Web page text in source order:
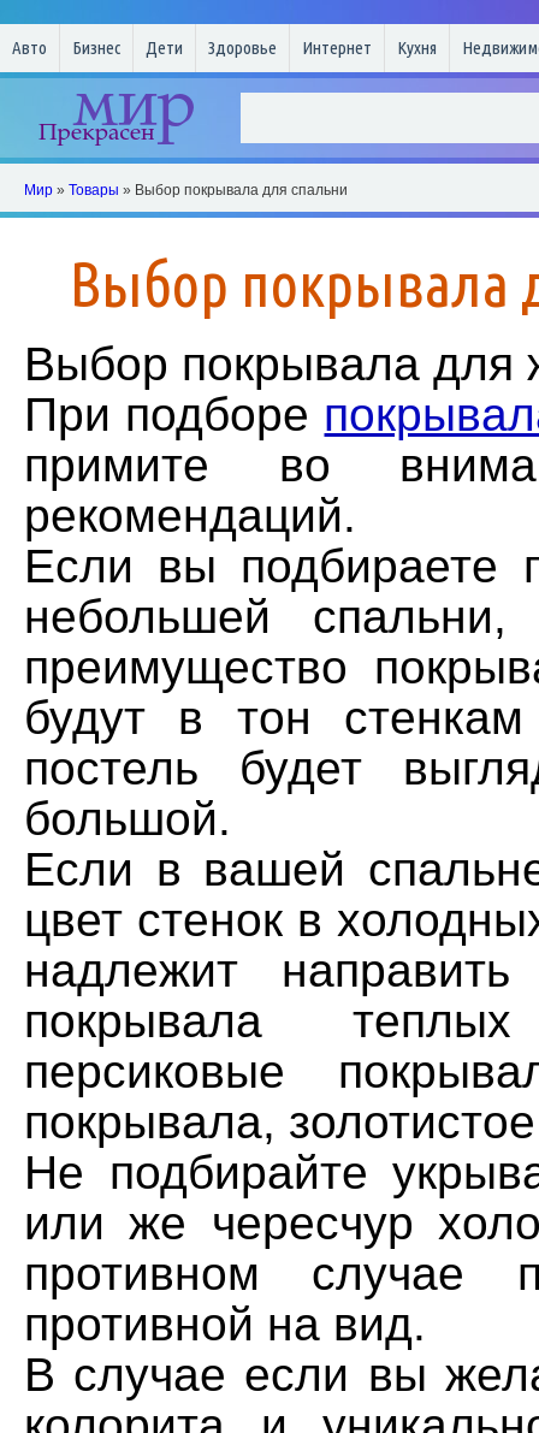
Авто Бизнес Дети Здоровье Интернет Кухня
Мир » Товары » Выбор покрывала для спальни
Выбор покрывала
Выбор покрывала для
При подборе
примите во
рекомендаций.
Если вы подбираете
небольшей спальни,
преимущество
будут в тон
постель будет
большой.
Если в вашей
цвет стенок в
надлежит
покрывала
персиковые
покрывала,
Не подбирайте
или же чересчур
противном случае
противной на вид.
В случае если вы